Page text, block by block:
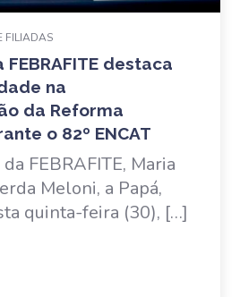
FILIADAS
destaca
na
da Reforma
o 82º ENCAT
FEBRAFITE, Maria
Meloni, a Papá,
quinta-feira (30), […]